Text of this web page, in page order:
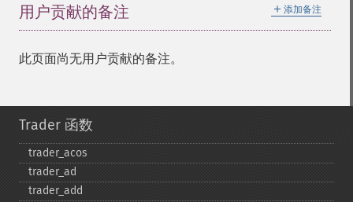
＋ 添加备注
用户贡献的备注
此页面尚无用户贡献的备注。
Trader 函数
trader_​acos
trader_​ad
trader_​add